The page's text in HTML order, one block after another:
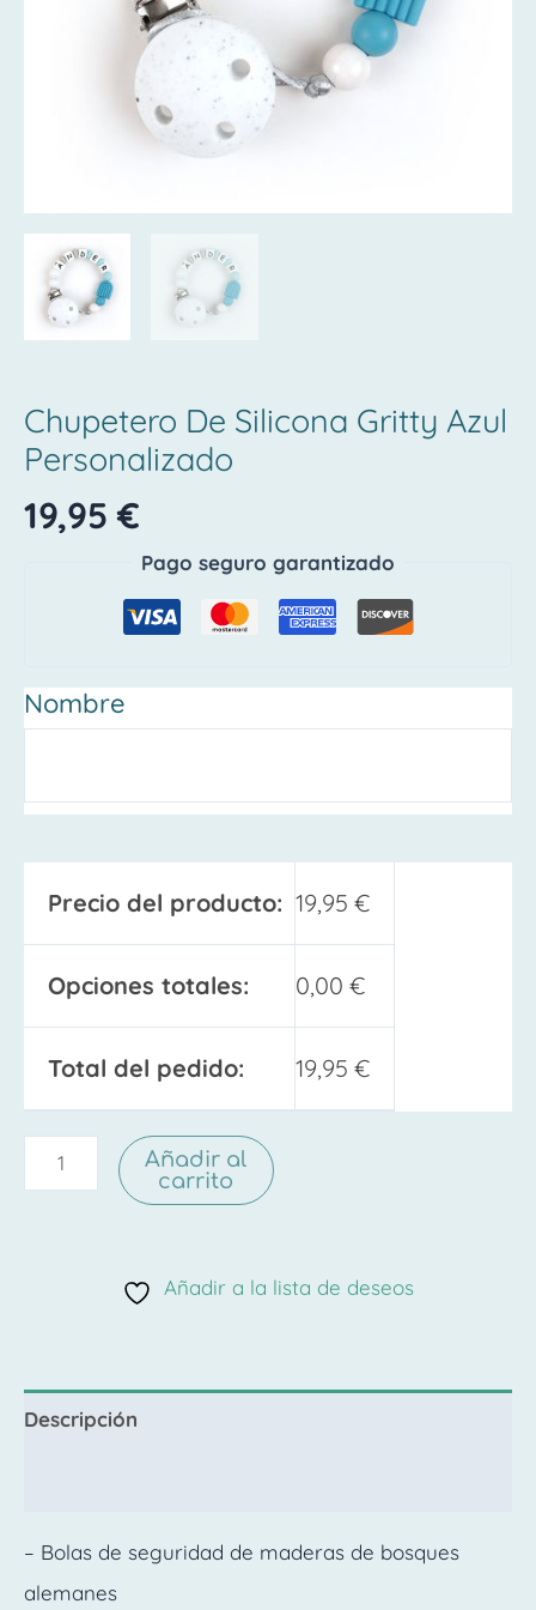
Chupetero De Silicona Gritty Azul
Personalizado
19,95€
Pago seguro garantizado
Nombre
Precio del producto: 19,95 €
Opciones totales: 0,00 €
Total del pedido: 19,95 €
Añadir al
carrito
Añadir a la lista de deseos
Descripción
– Bolas de seguridad de maderas de bosques
alemanes